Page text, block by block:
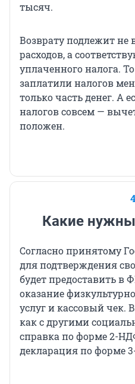
тысяч.
Возврату подлежит не
расходов, а
уплаченного налога.
заплатили налогов
только часть денег. А
налогов совсем —
положен.
Какие
Согласно принятому
для подтверждения
будет предоставить в
оказание
услуг и кассовый чек.
как с другими
справка по форме 2-
декларация по форме